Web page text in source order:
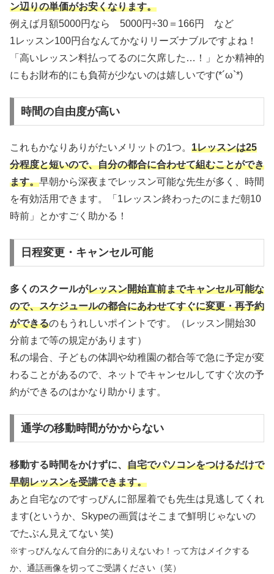
ン辺りの単価がお安くなります。
例えば月額5000円なら 5000円÷30＝166円 など
1レッスン100円台なんてかなりリーズナブルですよね！
「高いレッスン料払ってるのに欠席した…！」とか精神的
にもお財布的にも負荷が少ないのは嬉しいです(*´ω`*)
時間の自由度が高い
これもかなりありがたいメリットの1つ。 1レッスンは25
分程度と短いので、自分の都合に合わせて組むことができ
ます。早朝から深夜までレッスン可能な先生が多く、時間
を有効活用できます。「1レッスン終わったのにまだ朝10
時前」とかすごく助かる！
日程変更・キャンセル可能
多くのスクールがレッスン開始直前までキャンセル可能な
ので、スケジュールの都合にあわせてすぐに変更・再予約
ができるのもうれしいポイントです。（レッスン開始30
分前まで等の規定があります）
私の場合、子どもの体調や幼稚園の都合等で急に予定が変
わることがあるので、ネットでキャンセルしてすぐ次の予
約ができるのはかなり助かります。
通学の移動時間がかからない
移動する時間をかけずに、 自宅でパソコンをつけるだけで
早朝レッスンを受講できます。
あと自宅なのですっぴんに部屋着でも先生は見逃してくれ
ます(というか、Skypeの画質はそこまで鮮明じゃないの
でたぶん見えてない 笑)
※すっぴんなんて自分的にありえないわ！って方はメイクする
か、通話画像を切ってご受講ください（笑）